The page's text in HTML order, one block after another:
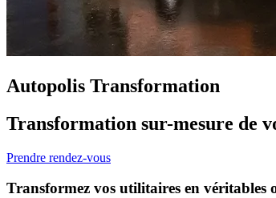
Autopolis Transformation
Transformation sur-mesure de
Prendre rendez-vous
Transformez vos utilitaires en véritables